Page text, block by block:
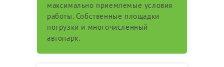
максимально приемлемые условия
работы. Собственные площадки
погрузки и многочисленный
автопарк.